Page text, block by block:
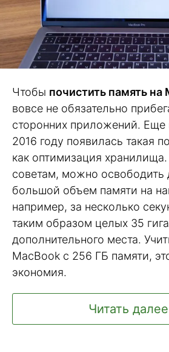
Чтобы почистить память на
вовсе не обязательно
сторонних приложений. Еще
2016 году появилась такая
как оптимизация
советам, можно освободить
большой объем памяти на
например, за несколько
таким образом целых 35
дополнительного места.
MacBook с 256 ГБ памяти,
экономия.
Читать